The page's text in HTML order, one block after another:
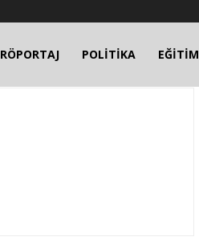
RÖPORTAJ POLİTİKA EĞİTİM